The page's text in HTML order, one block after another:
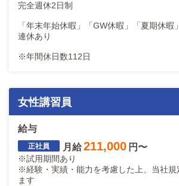
完全週休2日制
「年末年始休暇」「GW休暇」「夏期休暇
連休あり
※年間休日数112日
女性講習員
給与
月給211,000 円〜
※試用期間あり
※経験・実績・能力を考慮した上、当社規
ます